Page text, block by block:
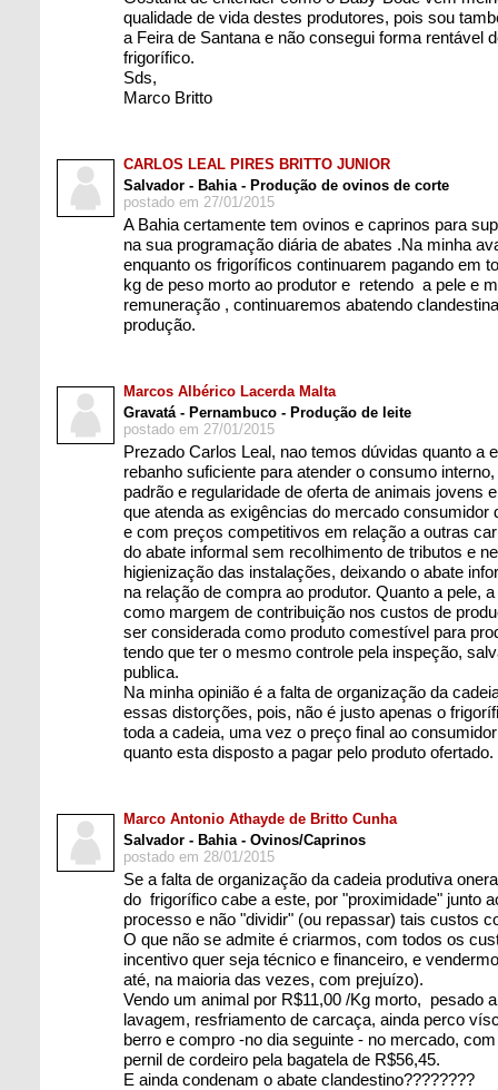
qualidade de vida destes produtores, pois sou
a Feira de Santana e não consegui forma rentável
frigorífico.
Sds,
Marco Britto
CARLOS LEAL PIRES BRITTO JUNIOR
Salvador - Bahia - Produção de ovinos de corte
postado em 27/01/2015
A Bahia certamente tem ovinos e caprinos para
na sua programação diária de abates .Na minha
enquanto os frigoríficos continuarem pagando em
kg de peso morto ao produtor e retendo a pele e
remuneração , continuaremos abatendo
produção.
Marcos Albérico Lacerda Malta
Gravatá - Pernambuco - Produção de leite
postado em 27/01/2015
Prezado Carlos Leal, nao temos dúvidas quanto a
rebanho suficiente para atender o consumo
padrão e regularidade de oferta de animais jovens
que atenda as exigências do mercado consumidor
e com preços competitivos em relação a outras
do abate informal sem recolhimento de tributos e
higienização das instalações, deixando o abate
na relação de compra ao produtor. Quanto a pele,
como margem de contribuição nos custos de
ser considerada como produto comestível para
tendo que ter o mesmo controle pela inspeção,
publica.
Na minha opinião é a falta de organização da
essas distorções, pois, não é justo apenas o
toda a cadeia, uma vez o preço final ao
quanto esta disposto a pagar pelo produto ofertado.
Marco Antonio Athayde de Britto Cunha
Salvador - Bahia - Ovinos/Caprinos
postado em 28/01/2015
Se a falta de organização da cadeia produtiva
do frigorífico cabe a este, por "proximidade" junto
processo e não "dividir" (ou repassar) tais custos
O que não se admite é criarmos, com todos os
incentivo quer seja técnico e financeiro, e
até, na maioria das vezes, com prejuízo).
Vendo um animal por R$11,00 /Kg morto, pesado
lavagem, resfriamento de carcaça, ainda perco
berro e compro -no dia seguinte - no mercado,
pernil de cordeiro pela bagatela de R$56,45.
E ainda condenam o abate clandestino????????